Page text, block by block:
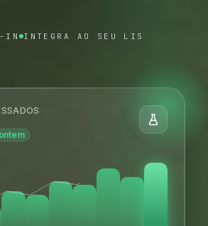
IN INTEGRA AO SEU LIS